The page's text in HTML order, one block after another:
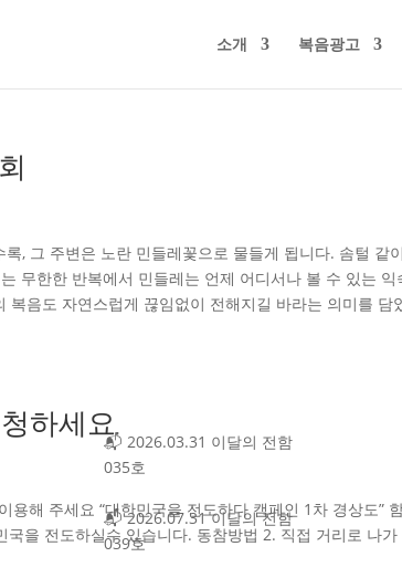
소개 복음광고
, 그 주변은 노란 민들레꽃으로 물들게 됩니다. 솜털 같
무한한 반복에서 민들레는 언제 어디서나 볼 수 있는 익
음도 자연스럽게 끊임없이 전해지길 바라는 의미를 담
하세요
해 주세요 “대한민국을 전도하다 캠페인 1차 경상도”
을 전도하실수 있습니다. 동참방법 2. 직접 거리로 나가
📬 2026.03.31 이달의 전함
035호
📬 2026.07.31 이달의 전함
039호